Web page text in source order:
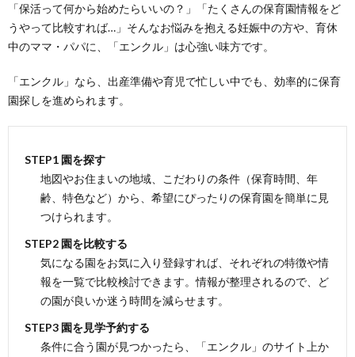
「保活って何から始めたらいいの？」「たくさんの保育園情報をど
うやって比較すれば…」そんなお悩みを抱える妊娠中の方や、育休
中のママ・パパに、「エンクル」は心強い味方です。
「エンクル」なら、出産準備や育児で忙しい中でも、効率的に保育
園探しを進められます。
STEP1 園を探す
地図やお住まいの地域、こだわりの条件（保育時間、年
齢、特色など）から、希望にぴったりの保育園を簡単に見
つけられます。
STEP2 園を比較する
気になる園をお気に入り登録すれば、それぞれの特徴や情
報を一覧で比較検討できます。情報が整理されるので、ど
の園が良いか迷う時間を減らせます。
STEP3 園を見学予約する
条件に合う園が見つかったら、「エンクル」のサイト上か